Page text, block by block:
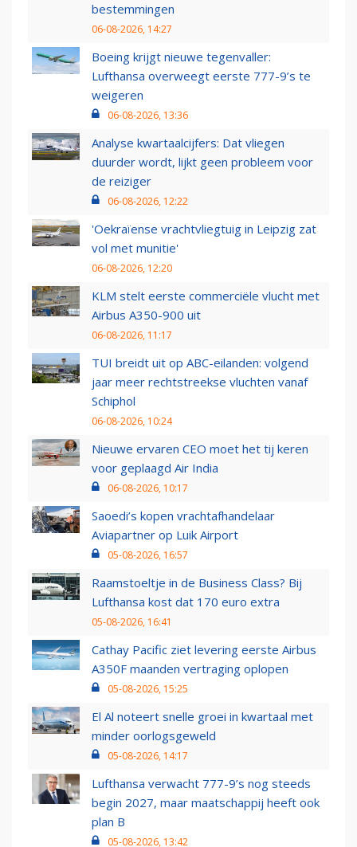
bestemmingen
06-08-2026, 14:27
Boeing krijgt nieuwe tegenvaller:
Lufthansa overweegt eerste 777-9’s te
weigeren
06-08-2026, 13:36
Analyse kwartaalcijfers: Dat vliegen
duurder wordt, lijkt geen probleem voor
de reiziger
06-08-2026, 12:22
'Oekraïense vrachtvliegtuig in Leipzig zat
vol met munitie'
06-08-2026, 12:20
KLM stelt eerste commerciële vlucht met
Airbus A350-900 uit
06-08-2026, 11:17
TUI breidt uit op ABC-eilanden: volgend
jaar meer rechtstreekse vluchten vanaf
Schiphol
06-08-2026, 10:24
Nieuwe ervaren CEO moet het tij keren
voor geplaagd Air India
06-08-2026, 10:17
Saoedi’s kopen vrachtafhandelaar
Aviapartner op Luik Airport
05-08-2026, 16:57
Raamstoeltje in de Business Class? Bij
Lufthansa kost dat 170 euro extra
05-08-2026, 16:41
Cathay Pacific ziet levering eerste Airbus
A350F maanden vertraging oplopen
05-08-2026, 15:25
El Al noteert snelle groei in kwartaal met
minder oorlogsgeweld
05-08-2026, 14:17
Lufthansa verwacht 777-9’s nog steeds
begin 2027, maar maatschappij heeft ook
plan B
05-08-2026, 13:42